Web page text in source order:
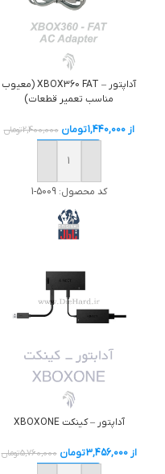
آداپتور – XBOX360 FAT (معیوب
مناسب تعمیر قطعات)
از1,440,000تومان 2,400,000تومان
خرید
کد محصول:5009-1
آداپتور – كينكت XBOXONE
از3,456,000تومان 5,760,000تومان